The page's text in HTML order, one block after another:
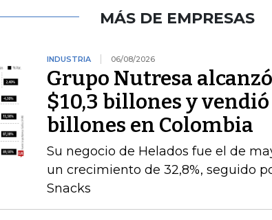
MÁS DE EMPRESAS
INDUSTRIA 06/08/2026
Grupo Nutresa
$10,3 billones y vendió
billones en Colombia
Su negocio de Helados fue el de
un crecimiento de 32,8%, seguido
Snacks